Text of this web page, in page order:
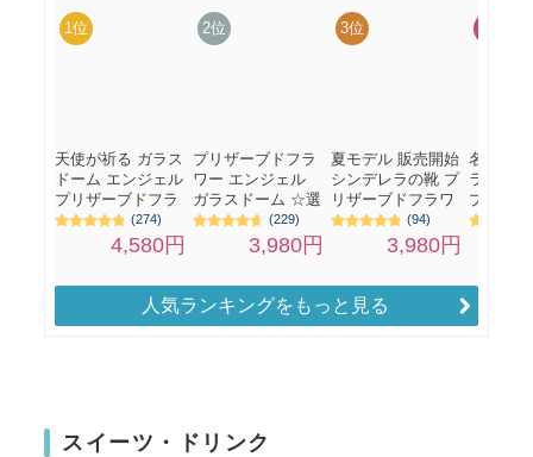
人気ランキングをもっと見る
スイーツ・ドリンク